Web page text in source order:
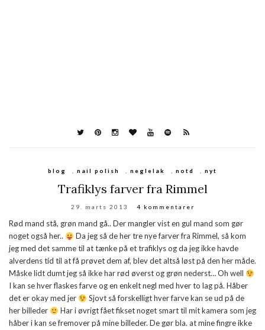
blog , nail polish , neglelak , notd , nyt
Trafiklys farver fra Rimmel
29. marts 2013 4 kommentarer
Rød mand stå, grøn mand gå.. Der mangler vist en gul mand som gør
noget også her..
Da jeg så de her tre nye farver fra Rimmel, så kom
jeg med det samme til at tænke på et trafiklys og da jeg ikke havde
alverdens tid til at få prøvet dem af, blev det altså løst på den her måde.
Måske lidt dumt jeg så ikke har rød øverst og grøn nederst… Oh well
I kan se hver flaskes farve og en enkelt negl med hver to lag på. Håber
det er okay med jer
Sjovt så forskelligt hver farve kan se ud på de
her billeder
Har i øvrigt fået fikset noget smart til mit kamera som jeg
håber i kan se fremover på mine billeder. De gør bla. at mine fingre ikke